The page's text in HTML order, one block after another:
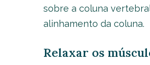
sobre a coluna
alinhamento da coluna.
Relaxar os